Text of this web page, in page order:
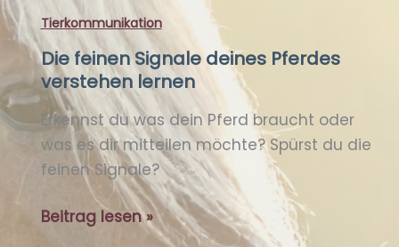
Tierkommunikation
Die feinen Signale deines Pferdes
verstehen lernen
Erkennst du was dein Pferd braucht oder
was es dir mitteilen möchte? Spürst du die
feinen Signale?
Die
Beitrag lesen »